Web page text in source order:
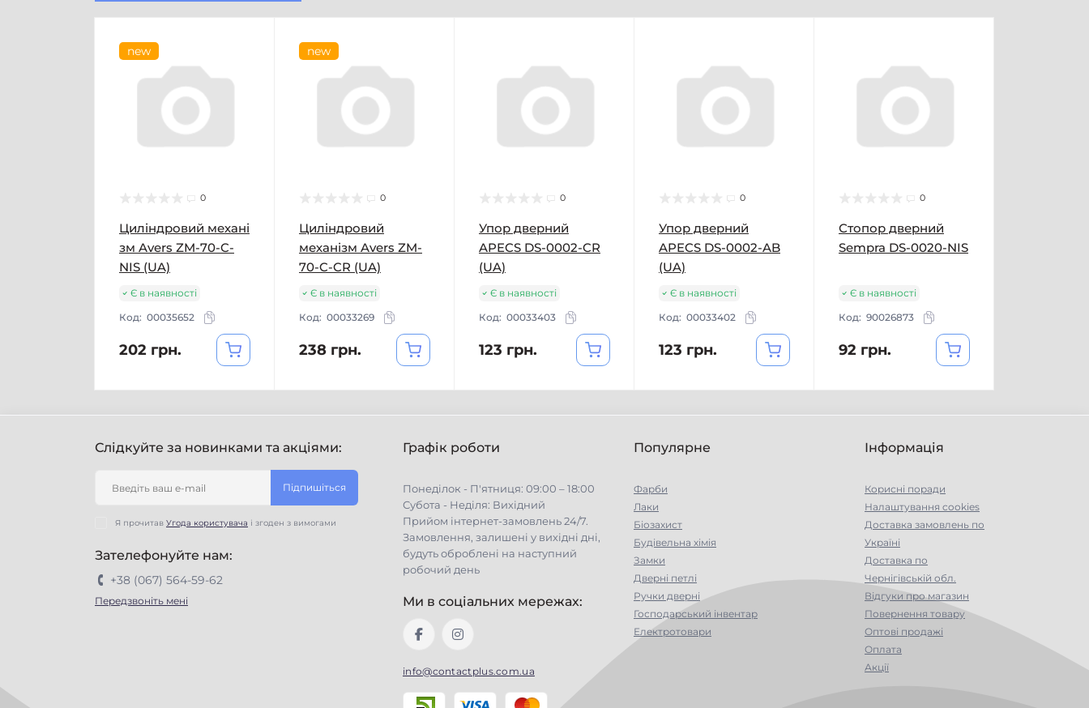
new
0
Циліндровий механі
зм Avers ZM-70-C-
NIS (UA)
Є в наявності
Код: 00035652
202 грн.
new
0
Циліндровий
механізм Avers ZM-
70-C-CR (UA)
Є в наявності
Код: 00033269
238 грн.
0
Упор дверний
APECS DS-0002-CR
(UA)
Є в наявності
Код: 00033403
123 грн.
0
Упор дверний
APECS DS-0002-AB
(UA)
Є в наявності
Код: 00033402
123 грн.
0
Стопор дверний
Sempra DS-0020-NIS
Є в наявності
Код: 90026873
92 грн.
Слідкуйте за новинками та акціями:
Підпишіться
Я прочитав Угода користувача і згоден з вимогами
Зателефонуйте нам:
+38 (067) 564-59-62
Передзвоніть мені
Графік роботи
Понеділок - П'ятниця: 09:00 – 18:00
Субота - Неділя: Вихідний
Прийом інтернет-замовлень 24/7.
Замовлення, залишені у вихідні дні,
будуть оброблені на наступний
робочий день
Ми в соціальних мережах:
info@contactplus.com.ua
Популярне
Фарби
Лаки
Біозахист
Будівельна хімія
Замки
Дверні петлі
Ручки дверні
Господарський інвентар
Електротовари
Інформація
Корисні поради
Налаштування cookies
Доставка замовлень по
Україні
Доставка по
Чернігівській обл.
Відгуки про магазин
Повернення товару
Оптові продажі
Оплата
Акції